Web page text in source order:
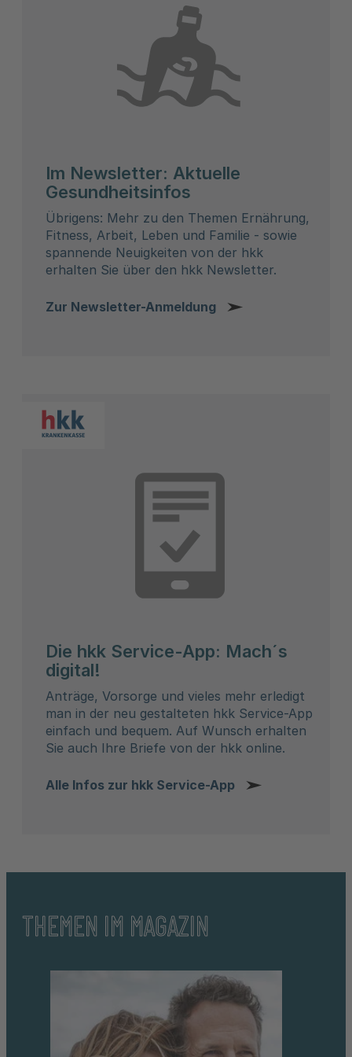
Im Newsletter: Aktuelle
Gesundheitsinfos
Übrigens: Mehr zu den Themen Ernährung,
Fitness, Arbeit, Leben und Familie - sowie
spannende Neuigkeiten von der hkk
erhalten Sie über den hkk Newsletter.
Zur Newsletter-Anmeldung
Die hkk Service-App: Mach´s
digital!
Anträge, Vorsorge und vieles mehr erledigt
man in der neu gestalteten hkk Service-App
einfach und bequem. Auf Wunsch erhalten
Sie auch Ihre Briefe von der hkk online.
Alle Infos zur hkk Service-App
THEMEN IM MAGAZIN